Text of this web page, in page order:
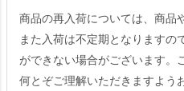
商品の再入荷については、商品
また入荷は不定期となりますの
ができない場合がございます。
何とぞご理解いただきますよう